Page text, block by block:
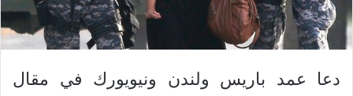
دعا عمد باريس ولندن ونيويورك في مقال